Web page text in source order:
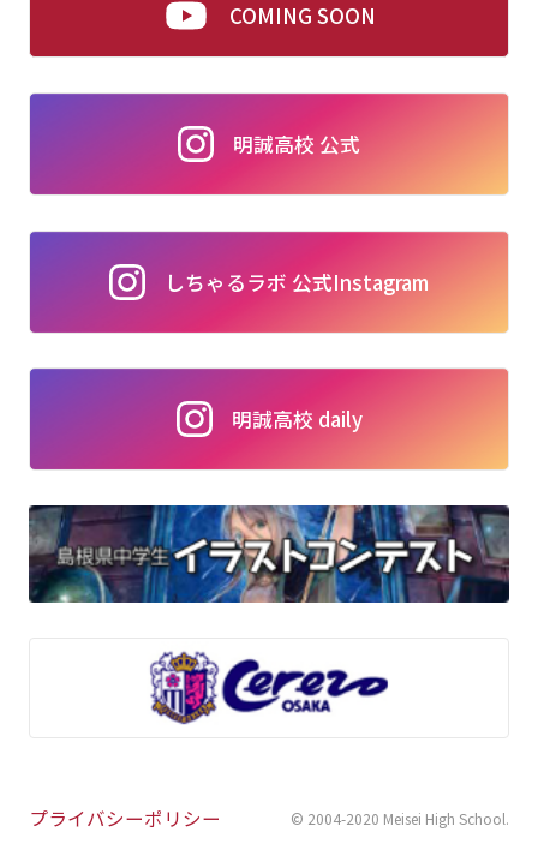
COMING SOON
明誠高校 公式
しちゃるラボ 公式Instagram
明誠高校 daily
プライバシーポリシー © 2004-2020 Meisei High School.